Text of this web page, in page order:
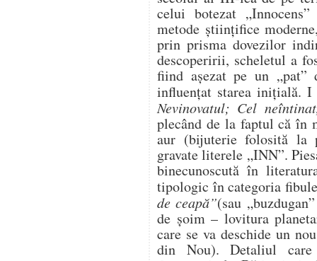
celui botezat
metode ştiinţifice
prin prisma dovezilor
descoperirii, scheletul a
fiind așezat pe un
influențat starea inițială. I
Nevinovatul; Cel
plecând de la faptul că în
aur (bijuterie folosită la
gravate literele „INN”.
binecunoscută în
tipologic în categoria
de ceapă”(sau
de șoim – lovitura
care se va deschide un
din Nou). Detaliul